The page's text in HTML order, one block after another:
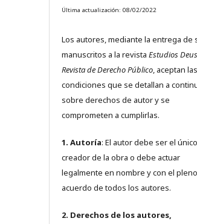
Última actualización: 08/02/2022
Los autores, mediante la entrega de
manuscritos a la revista Estudios
Revista de Derecho Público, aceptan las
condiciones que se detallan a
sobre derechos de autor y se
comprometen a cumplirlas.
1. Autoría: El autor debe ser el único
creador de la obra o debe actuar
legalmente en nombre y con el pleno
acuerdo de todos los autores.
2. Derechos de los autores,